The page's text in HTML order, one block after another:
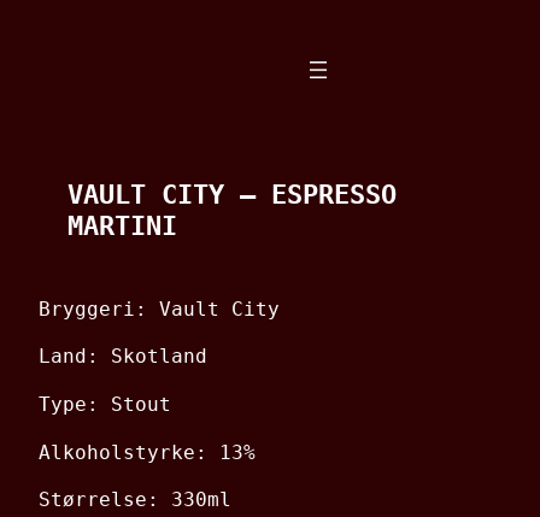
VAULT CITY – ESPRESSO
MARTINI
Bryggeri: Vault City
Land: Skotland
Type: Stout
Alkoholstyrke: 13%
Størrelse: 330ml